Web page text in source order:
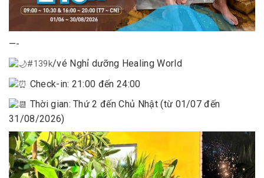
—-
#139k/vé Nghỉ dưỡng Healing World
Check-in: 21:00 đến 24:00
Thời gian: Thứ 2 đến Chủ Nhật (từ 01/07 đến
31/08/2026)